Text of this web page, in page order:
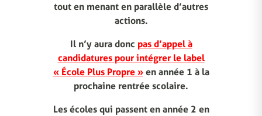
tout en menant en parallèle d’autres
actions.
Il n’y aura donc pas d’appel à
candidatures pour intégrer le label
« École Plus Propre »en année 1 à la
prochaine rentrée scolaire.
Les écoles qui passent en année 2 en